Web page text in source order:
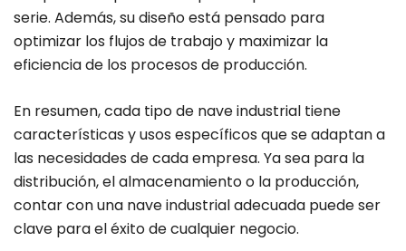
serie. Además, su diseño está pensado para
optimizar los flujos de trabajo y maximizar la
eficiencia de los procesos de producción.
En resumen, cada tipo de nave industrial tiene
características y usos específicos que se adaptan a
las necesidades de cada empresa. Ya sea para la
distribución, el almacenamiento o la producción,
contar con una nave industrial adecuada puede ser
clave para el éxito de cualquier negocio.